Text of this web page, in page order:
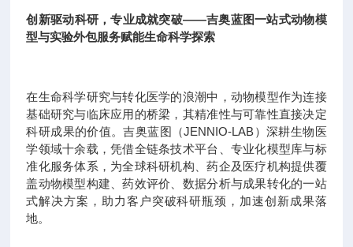
创新驱动科研，专业成就突破——吉奥蓝图一站式动物模
型与实验外包服务赋能生命科学探索
在生命科学研究与转化医学的浪潮中，动物模型作为连接
基础研究与临床应用的桥梁，其精准性与可靠性直接决定
科研成果的价值。吉奥蓝图（JENNIO-LAB）深耕生物医
学领域十余载，凭借全链条技术平台、专业化模型库与标
准化服务体系，为全球科研机构、药企及医疗机构提供覆
盖动物模型构建、药效评价、数据分析与成果转化的一站
式解决方案，助力客户突破科研瓶颈，加速创新成果落
地。